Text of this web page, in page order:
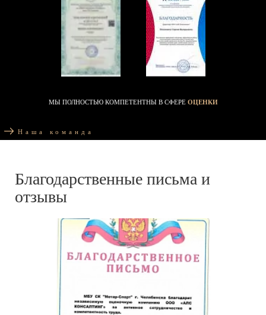
МЫ ПОЛНОСТЬЮ КОМПЕТЕНТНЫ В СФЕРЕ ОЦЕНКИ
Наша команда
Благодарственные письма и
отзывы